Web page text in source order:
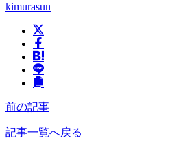
kimurasun
前の記事
記事一覧へ戻る